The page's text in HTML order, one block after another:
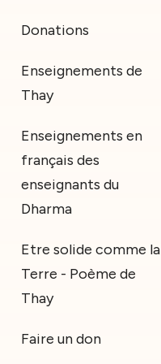
Donations
Enseignements de
Thay
Enseignements en
français des
enseignants du
Dharma
Etre solide comme la
Terre - Poème de
Thay
Faire un don